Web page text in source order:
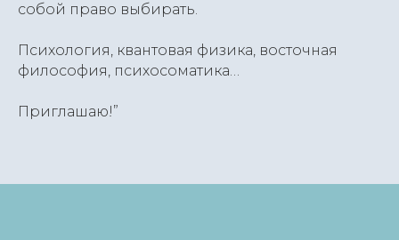
собой право выбирать.
Психология, квантовая физика, восточная
философия, психосоматика…
Приглашаю!”